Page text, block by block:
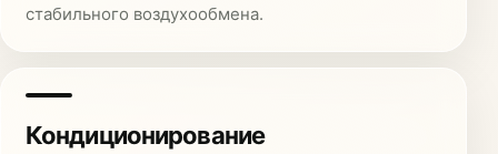
стабильного воздухообмена.
Кондиционирование